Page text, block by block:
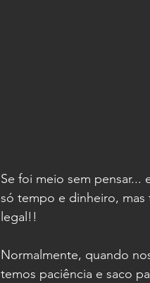
Se foi meio sem pensar...
só tempo e dinheiro, mas
legal!!
Normalmente, quando
temos paciência e saco